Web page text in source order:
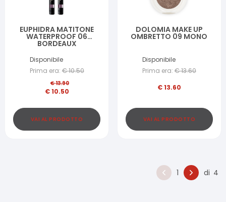
EUPHIDRA MATITONE
WATERPROOF 06
BORDEAUX
Disponibile
Prima era: €10.50
€13.90
€10.50
VAI AL PRODOTTO
DOLOMIA MAKE UP
OMBRETTO 09 MONO
Disponibile
Prima era: €13.60
€13.60
VAI AL PRODOTTO
1 di 4